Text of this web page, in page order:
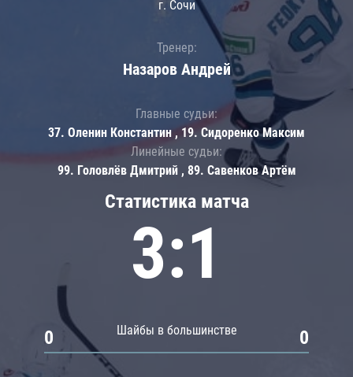
Статистика матча
3:1
Шайбы в большинстве
0 0
г. Сочи
Тренер:
Назаров Андрей
Главные судьи:
37. Оленин Константин , 19. Сидоренко Максим
Линейные судьи:
99. Головлёв Дмитрий , 89. Савенков Артём